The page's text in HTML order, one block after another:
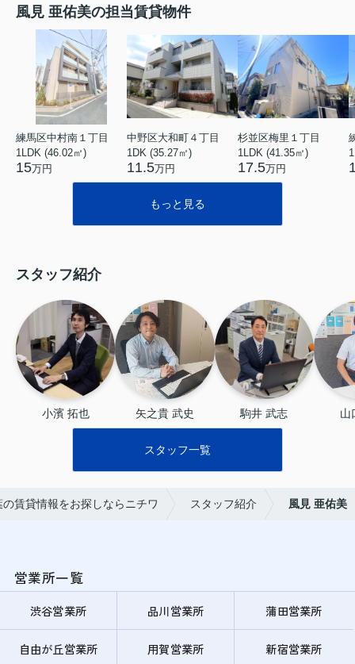
風見 亜佑美の担当賃貸物件
練馬区中村南１丁目
1LDK (46.02㎡)
15万円
中野区大和町４丁目
1DK (35.27㎡)
11.5万円
杉並区梅里１丁目
1LDK (41.35㎡)
17.5万円
もっと見る
スタッフ紹介
小濱 拓也 矢之貴 武史 駒井 武志 山
スタッフ一覧
賃貸情報をお探しならニチワ スタッフ紹介 風見 亜佑美
営業所一覧
渋谷営業所 品川営業所 蒲田営業所
自由が丘営業所 用賀営業所 新宿営業所